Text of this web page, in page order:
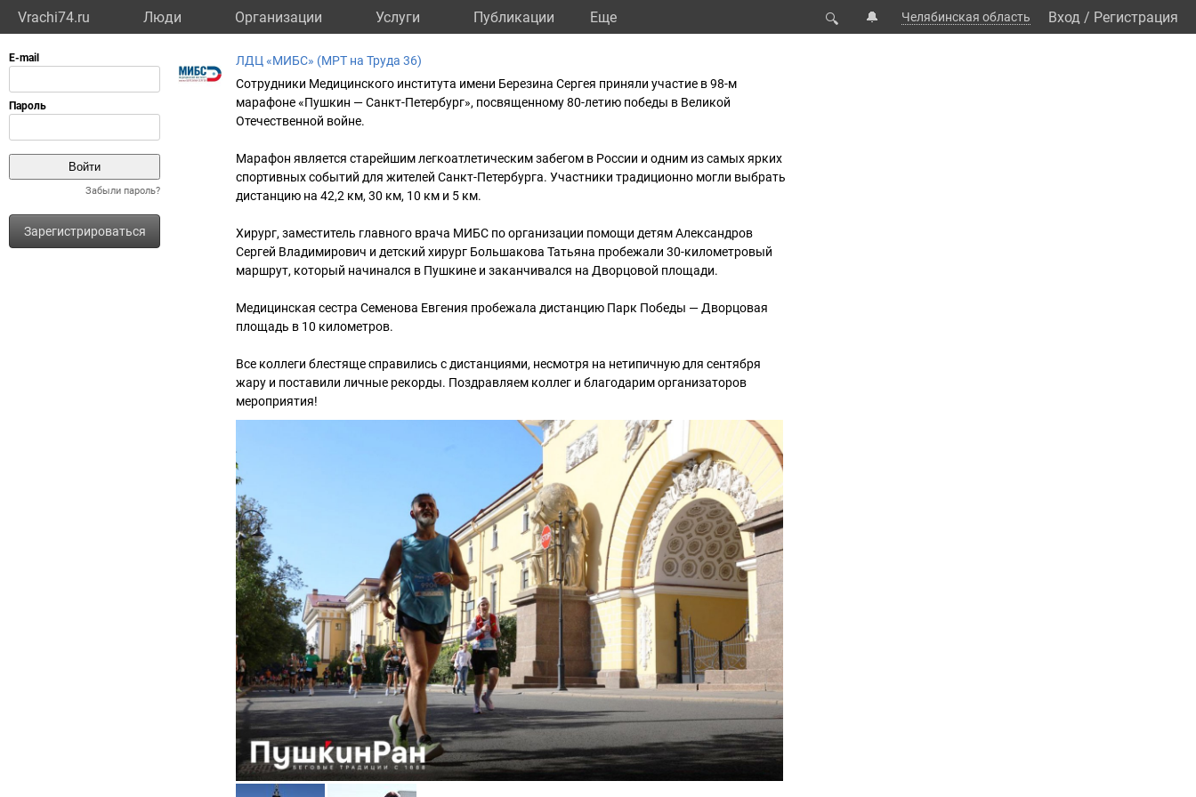
Vrachi74.ru Люди Организации Услуги Публикации Eще 🔍 🔔 Челябинская область Вход / Регистрация
Забыли пароль?
Зарегистрироваться
ЛДЦ «МИБС» (МРТ на Труда 36)
Сотрудники Медицинского института имени Березина Сергея приняли участие в 98-м
марафоне «Пушкин — Санкт-Петербург», посвященному 80-летию победы в Великой
Отечественной войне.
Марафон является старейшим легкоатлетическим забегом в России и одним из самых ярких
спортивных событий для жителей Санкт-Петербурга. Участники традиционно могли выбрать
дистанцию на 42,2 км, 30 км, 10 км и 5 км.
Хирург, заместитель главного врача МИБС по организации помощи детям Александров
Сергей Владимирович и детский хирург Большакова Татьяна пробежали 30-километровый
маршрут, который начинался в Пушкине и заканчивался на Дворцовой площади.
Медицинская сестра Семенова Евгения пробежала дистанцию Парк Победы — Дворцовая
площадь в 10 километров.
Все коллеги блестяще справились с дистанциями, несмотря на нетипичную для сентября
жару и поставили личные рекорды. Поздравляем коллег и благодарим организаторов
мероприятия!